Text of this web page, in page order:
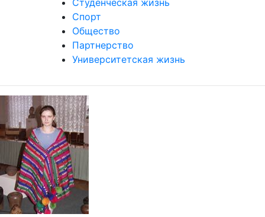
Студенческая жизнь
Спорт
Общество
Партнерство
Университетская жизнь